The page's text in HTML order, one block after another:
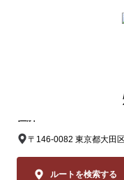
中国ラーメン揚
〒146-0082 東京都大田
ルートを検索する